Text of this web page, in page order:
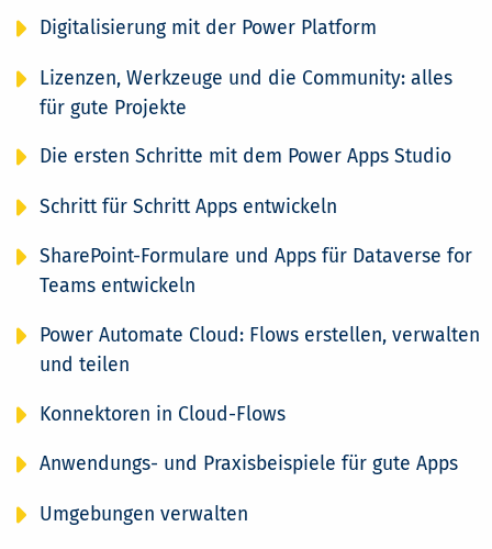
Digitalisierung mit der Power Platform
Lizenzen, Werkzeuge und die Community: alles
für gute Projekte
Die ersten Schritte mit dem Power Apps Studio
Schritt für Schritt Apps entwickeln
SharePoint-Formulare und Apps für Dataverse for
Teams entwickeln
Power Automate Cloud: Flows erstellen, verwalten
und teilen
Konnektoren in Cloud-Flows
Anwendungs- und Praxisbeispiele für gute Apps
Umgebungen verwalten